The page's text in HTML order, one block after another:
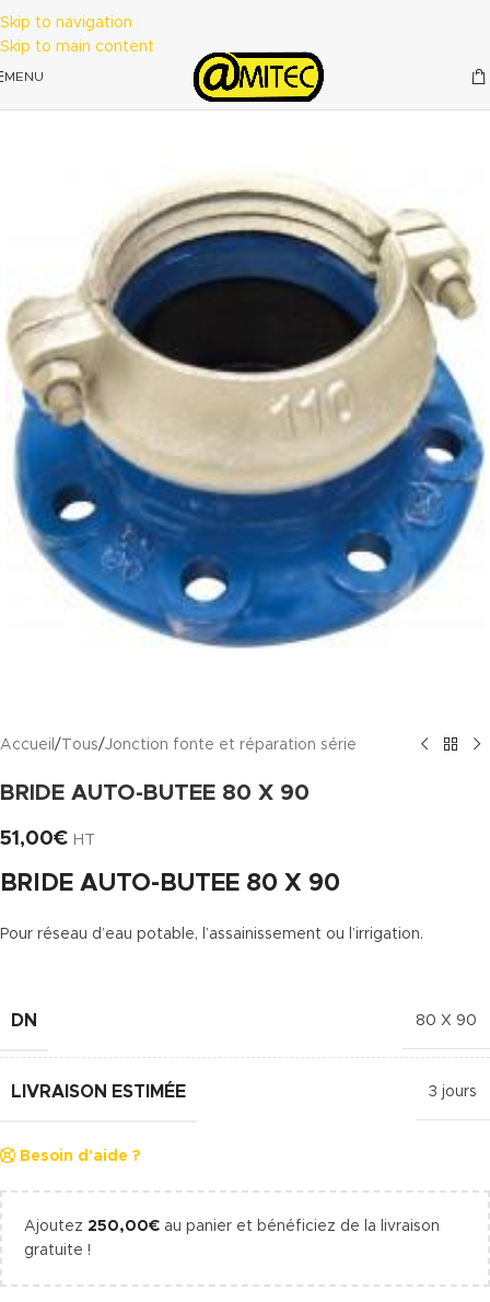
Skip to navigation
Skip to main content
MENU
Accueil /Tous/Jonction fonte et réparation série
BRIDE AUTO-BUTEE 80 X 90
51,00€ HT
BRIDE AUTO-BUTEE 80 X 90
Pour réseau d’eau potable, l’assainissement ou l’irrigation.
DN 80 X 90
LIVRAISON ESTIMÉE 3 jours
Besoin d'aide ?
Ajoutez 250,00€ au panier et bénéficiez de la livraison
gratuite !